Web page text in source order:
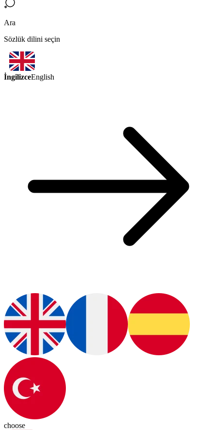
Ara
Sözlük dilini seçin
İngilizceEnglish
choose